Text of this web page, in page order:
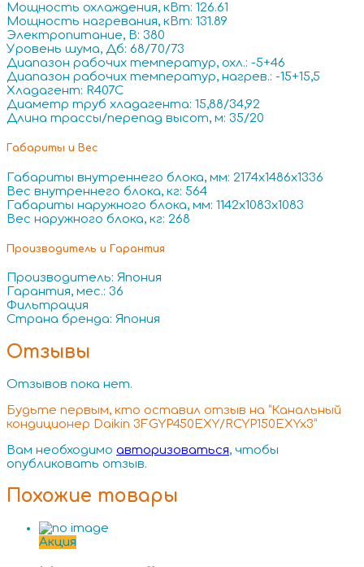
Мощность охлаждения, кВт: 126.61
Мощность нагревания, кВт: 131.89
Электропитание, В: 380
Уровень шума, Дб: 68/70/73
Диапазон рабочих температур, охл.: -5+46
Диапазон рабочих температур, нагрев.: -15+15,5
Хладагент: R407C
Диаметр труб хладагента: 15,88/34,92
Длина трассы/перепад высот, м: 35/20
Габариты и Вес
Габариты внутреннего блока, мм: 2174x1486x1336
Вес внутреннего блока, кг: 564
Габариты наружного блока, мм: 1142x1083x1083
Вес наружного блока, кг: 268
Производитель и Гарантия
Производитель: Япония
Гарантия, мес.: 36
Фильтрация
Страна бренда: Япония
Отзывы
Отзывов пока нет.
Будьте первым, кто оставил отзыв на “Канальный
кондиционер Daikin 3FGYP450EXY/RCYP150EXYx3”
Вам необходимо авторизоваться, чтобы
опубликовать отзыв.
Похожие товары
Акция